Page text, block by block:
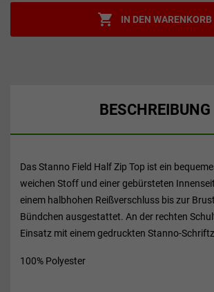
 IN DEN WARENKORB
BESCHREIBUNG
Das Stanno Field Half Zip Top ist ein
weichen Stoff und einer gebürsteten
einem halbhohen Reißverschluss bis zur
Bündchen ausgestattet. An der rechten
Einsatz mit einem gedruckten Stanno-
100% Polyester